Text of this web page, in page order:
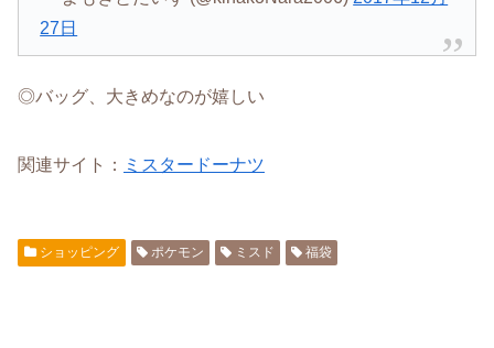
27日
◎バッグ、大きめなのが嬉しい
関連サイト： ミスタードーナツ
ショッピング ポケモン ミスド 福袋